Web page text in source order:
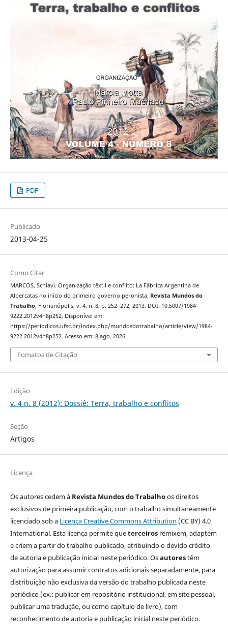
PDF
Publicado
2013-04-25
Como Citar
MARCOS, Schiavi. Organização têxtil e conflito: La Fábrica Argentina de
Alpercatas no início do primeiro governo peronista. Revista Mundos do
Trabalho, Florianópolis, v. 4, n. 8, p. 252–272, 2013. DOI: 10.5007/1984-
9222.2012v4n8p252. Disponível em:
https://periodicos.ufsc.br/index.php/mundosdotrabalho/article/view/1984-
9222.2012v4n8p252. Acesso em: 8 ago. 2026.
Fomatos de Citação
Edição
v. 4 n. 8 (2012): Dossiê: Terra, trabalho e conflitos
Seção
Artigos
Licença
Os autores cedem à Revista Mundos do Trabalhoos direitos
exclusivos de primeira publicação, com o trabalho simultaneamente
licenciado sob a Licença Creative Commons Attribution (CC BY) 4.0
International. Esta licença permite queterceirosremixem, adaptem
e criem a partir do trabalho publicado, atribuindo o devido crédito
de autoria e publicação inicial neste periódico. Osautorestêm
autorização para assumir contratos adicionais separadamente, para
distribuição não exclusiva da versão do trabalho publicada neste
periódico (ex.: publicar em repositório institucional, em site pessoal,
publicar uma tradução, ou como capítulo de livro), com
reconhecimento de autoria e publicação inicial neste periódico.